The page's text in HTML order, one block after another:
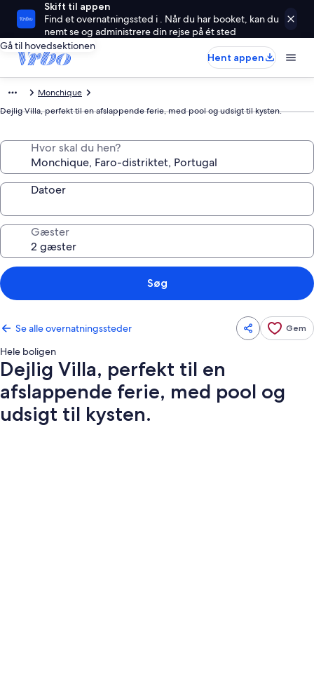
Skift til appen
Find et overnatningssted i . Når du har booket, kan du
nemt se og administrere din rejse på ét sted
Gå til hovedsektionen
Hent appen
Monchique
Dejlig Villa, perfekt til en afslappende ferie, med pool og udsigt til kysten.
Hvor skal du hen?
Datoer
Gæster
Søg
Se alle overnatningssteder Gem
Hele boligen
Dejlig Villa, perfekt til en
afslappende ferie, med pool og
udsigt til kysten.